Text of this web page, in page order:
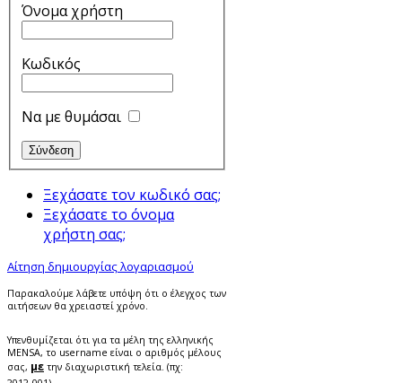
Όνομα χρήστη
Κωδικός
Να με θυμάσαι
Ξεχάσατε τον κωδικό σας;
Ξεχάσατε το όνομα
χρήστη σας;
Αίτηση δημιουργίας λογαριασμού
Παρακαλούμε λάβετε υπόψη ότι ο έλεγχος των
αιτήσεων θα χρειαστεί χρόνο.
Υπενθυμίζεται ότι για τα μέλη της ελληνικής
MENSA, το username είναι ο αριθμός μέλους
σας, με την διαχωριστική τελεία. (πχ: